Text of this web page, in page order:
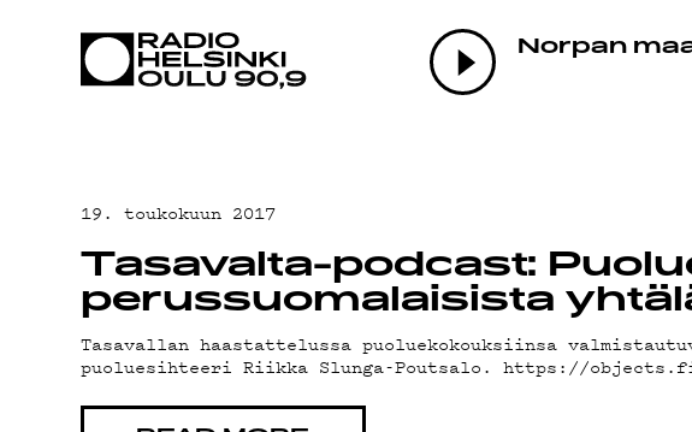
Norpan
AJANKOHTAISTA
TEKIJÄT
ON-DEMAND
19. toukokuun 2017
Tasavalta-podcast:
perussuomalaisista
Tasavallan haastattelussa puoluekokouksiinsa
puoluesihteeri Riikka Slunga-Poutsalo. https://objects.fi-